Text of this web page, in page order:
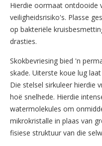
Hierdie oormaat ontdooide
veiligheidsrisiko's. Plasse
op bakteriële
drasties.
Skokbevriesing bied 'n
skade. Uiterste koue lug
Die stelsel sirkuleer hierdie
hoë snelhede. Hierdie
watermolekules om
mikrokristalle in plaas van
fisiese struktuur van die